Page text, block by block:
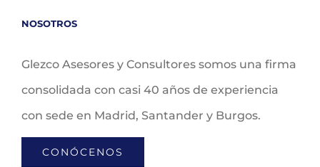
NOSOTROS
Glezco Asesores y Consultores somos una firma
consolidada con casi 40 años de experiencia
con sede en Madrid, Santander y Burgos.
CONÓCENOS